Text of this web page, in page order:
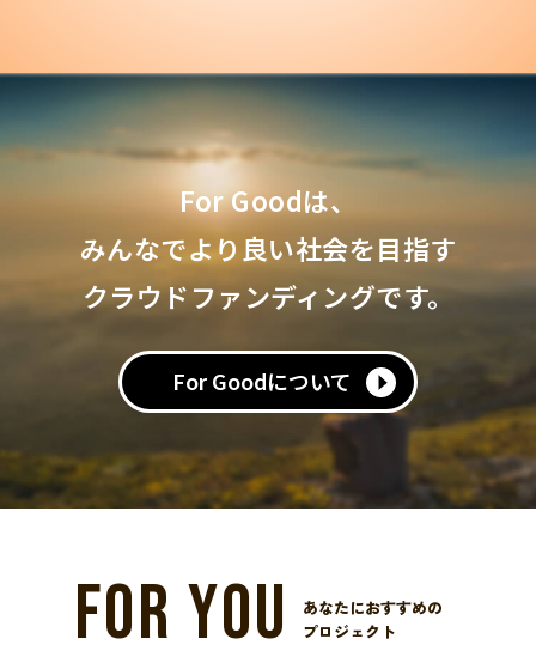
For Goodは、
みんなでより良い社会を目指す
クラウドファンディングです。
For Goodについて
FOR YOU
あなたにおすすめの
プロジェクト